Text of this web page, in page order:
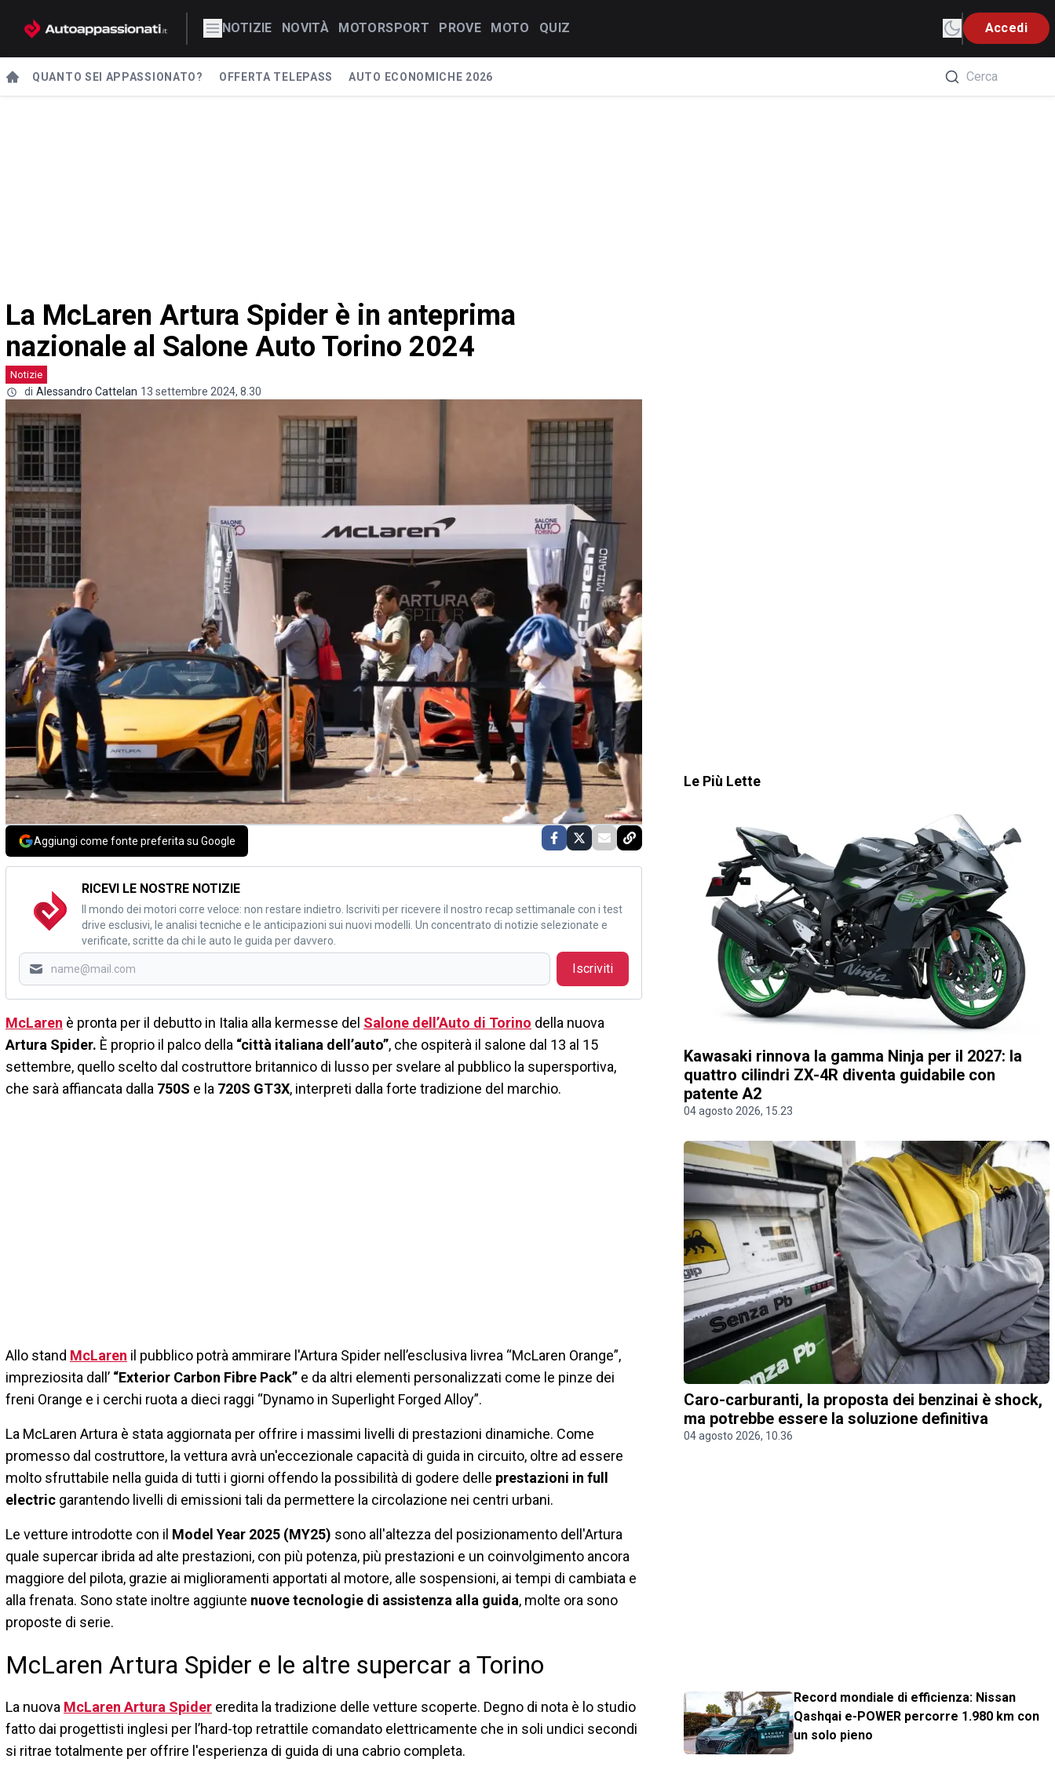
NOTIZIE NOVITÀ MOTORSPORT PROVE MOTO QUIZ Accedi
QUANTO SEI APPASSIONATO? OFFERTA TELEPASS AUTO ECONOMICHE 2026
La McLaren Artura Spider è in anteprima
nazionale al Salone Auto Torino 2024
Notizie
di Alessandro Cattelan 13 settembre 2024, 8.30
Aggiungi come fonte preferita su Google
RICEVI LE NOSTRE NOTIZIE
Il mondo dei motori corre veloce: non restare indietro. Iscriviti per ricevere il nostro recap settimanale con i test
drive esclusivi, le analisi tecniche e le anticipazioni sui nuovi modelli. Un concentrato di notizie selezionate e
verificate, scritte da chi le auto le guida per davvero.
Iscriviti
McLaren è pronta per il debutto in Italia alla kermesse del Salone dell’Auto di Torino della nuova
Artura Spider. È proprio il palco della “città italiana dell’auto”, che ospiterà il salone dal 13 al 15
settembre, quello scelto dal costruttore britannico di lusso per svelare al pubblico la supersportiva,
che sarà affiancata dalla 750S e la 720S GT3X, interpreti dalla forte tradizione del marchio.
Allo stand McLaren il pubblico potrà ammirare l'Artura Spider nell’esclusiva livrea “McLaren Orange”,
impreziosita dall’ “Exterior Carbon Fibre Pack” e da altri elementi personalizzati come le pinze dei
freni Orange e i cerchi ruota a dieci raggi “Dynamo in Superlight Forged Alloy”.
La McLaren Artura è stata aggiornata per offrire i massimi livelli di prestazioni dinamiche. Come
promesso dal costruttore, la vettura avrà un'eccezionale capacità di guida in circuito, oltre ad essere
molto sfruttabile nella guida di tutti i giorni offendo la possibilità di godere delle prestazioni in full
electric garantendo livelli di emissioni tali da permettere la circolazione nei centri urbani.
Le vetture introdotte con il Model Year 2025 (MY25) sono all'altezza del posizionamento dell'Artura
quale supercar ibrida ad alte prestazioni, con più potenza, più prestazioni e un coinvolgimento ancora
maggiore del pilota, grazie ai miglioramenti apportati al motore, alle sospensioni, ai tempi di cambiata e
alla frenata. Sono state inoltre aggiunte nuove tecnologie di assistenza alla guida, molte ora sono
proposte di serie.
McLaren Artura Spider e le altre supercar a Torino
La nuova McLaren Artura Spider eredita la tradizione delle vetture scoperte. Degno di nota è lo studio
fatto dai progettisti inglesi per l’hard-top retrattile comandato elettricamente che in soli undici secondi
si ritrae totalmente per offrire l'esperienza di guida di una cabrio completa.
Le Più Lette
Kawasaki rinnova la gamma Ninja per il 2027: la
quattro cilindri ZX-4R diventa guidabile con
patente A2
04 agosto 2026, 15.23
Caro-carburanti, la proposta dei benzinai è shock,
ma potrebbe essere la soluzione definitiva
04 agosto 2026, 10.36
Record mondiale di efficienza: Nissan
Qashqai e-POWER percorre 1.980 km con
un solo pieno